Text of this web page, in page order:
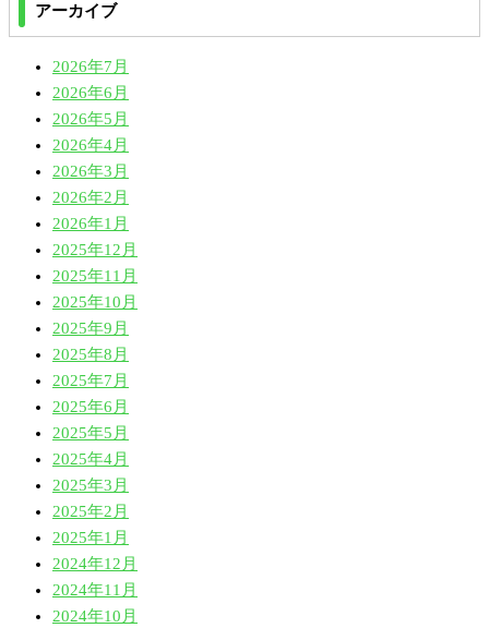
アーカイブ
2026年7月
2026年6月
2026年5月
2026年4月
2026年3月
2026年2月
2026年1月
2025年12月
2025年11月
2025年10月
2025年9月
2025年8月
2025年7月
2025年6月
2025年5月
2025年4月
2025年3月
2025年2月
2025年1月
2024年12月
2024年11月
2024年10月